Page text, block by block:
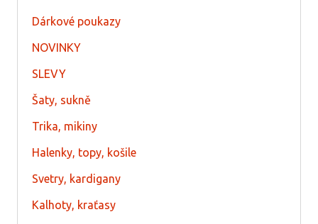
Dárkové poukazy
NOVINKY
SLEVY
Šaty, sukně
Trika, mikiny
Halenky, topy, košile
Svetry, kardigany
Kalhoty, kraťasy